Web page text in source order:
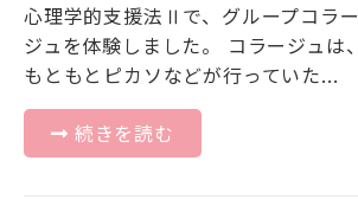
心理学的支援法Ⅱで、グループコラー
ジュを体験しました。 コラージュは、
もともとピカソなどが行っていた...
続きを読む